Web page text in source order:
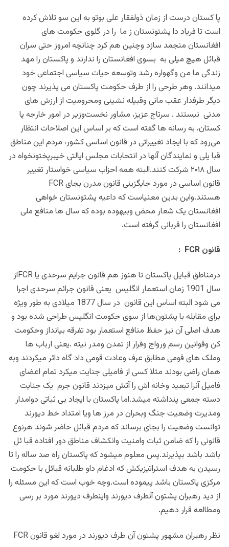
پا کستان درست از زمان ذولفقار علی بوتو به این سو تلاش کرده
است تا فریاد دا پشتونستان ز ما را در گلوی حکومت های
افغانستان منجمد سازد وچنین هم کرد چنانچه امروز حتی سران
قبائل هیچ میلی به بسوی افغانستان را ندارند و پاکستان را مهد
زندگی ما من وگهواره رشد وتوسعه حیات سیاسی اجتماعی خود
میدانند. وهر طرحی را از طرف حکومت پاکستان می پذیرند چون
دیگر طرفدار عقب مانی وقبیله نشینی ومحرومیت از ارزش های
مدنی نیستند . سرتاج عزیز، مشاور نخست‌وزیر در امور خارجه پا
کستان، به رسانه ها گفته است که بر اساس این اصلاحات انتظار
می‌رود که با ایجاد تغییراتی در قانون اساسی کشور، مردم این مناطق
قبا یلی و نمایندگان آنها در انتحابات مجلس ایالتی خیبرپختونخواه در
سال ۲۰۱۸ شرکت کنند.البته همه احزاب سیاسی خواستار تغییر
قانون اساسی در مورد جایگزینی قانون مدرن بجای FCR
هستند.واین بدین معنیاست که داعیه پشتونستان خواهی
افغانستان یک شعار محض وبیهوده بوده که سال ها منافع ملی
افغانستان را قربانی گرفته است.
قانون FCR :
درمناطق قبایل پاکستان تا هنوز هم قانون جرایم سرحدی یا FCRاز
سال 1901 زمان استعمار انگلیس یعنی قانون جرائم سرحدی اجرا
می شود البته اساس این قانون در سال 1877 میلادی به طور ویژه
برای مقابله با پشتون‌ها از سوی حکومت انگلیس طراحی شده بود و
هدف اصلی آن نیز حفظ منافع استعمار بود تفرقه بیانداز وحکومت
کن وقوانین رسم ورواج وفرار از تمدن ومدر نیته .یعنی ارباب ها
وملک های قومی مطابق عرف وعادت قومی داد گاه دائر میکردند وبه
همان راضی بودند مثلا کسی از فامیلی جنایت میکرد تمام اعضای
فامیل آنرا تبعید وخانه اش را آتش میزدند قانون جرم یک جنایت
دسته جمعی پنداشته میشد.اما پاکستان با ایجاد بی ثباتی دوامدار
ومدیرت وضعیت جنگ وبحران در مرز ها ویا امتداد خط دیورند
توانست وضعیت را بجای برساند که مردم قبائل حاضر شوند هرنوع
قانونی را که ضامن ثبات وامنیت وانکشاف مناطق دور افتاده قبا ئل
باشد باشد بپذیرند.پس معلوم میشود که پاکستان راه صد ساله را تا
رسیدن به هدف استراتیزیکش که ادغام داو طلبانه قبائل با حکومت
مرکزی پاکستان باشد پیموده است.وچه خوب است که این مسئله را
از دید رهبران پشتون آنطرف دیورند واینطرف دیورند مورد بر رسی
ومطالعه قرار دهیم.
نظر رهبران مشهور پشتون آن طرف دیورند در مورد لغو قانون FCR